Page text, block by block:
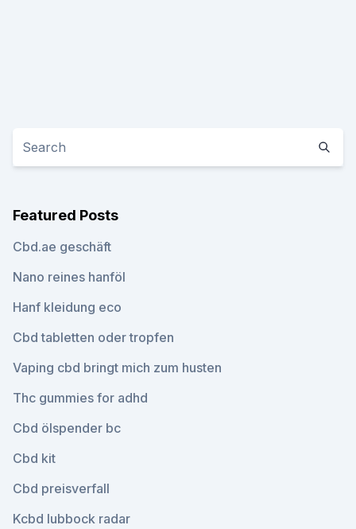
Featured Posts
Cbd.ae geschäft
Nano reines hanföl
Hanf kleidung eco
Cbd tabletten oder tropfen
Vaping cbd bringt mich zum husten
Thc gummies for adhd
Cbd ölspender bc
Cbd kit
Cbd preisverfall
Kcbd lubbock radar